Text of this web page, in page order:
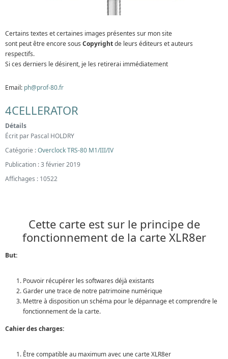
Certains textes et certaines images présentes sur mon site
sont peut être encore sous Copyrightde leurs éditeurs et auteurs
respectifs.
Si ces derniers le désirent, je les retirerai immédiatement
Email: ph@prof-80.fr
4CELLERATOR
Détails
Écrit par Pascal HOLDRY
Catégorie :Overclock TRS-80 M1/III/IV
Publication : 3 février 2019
Affichages : 10522
Cette carte est sur le principe de
fonctionnement de la carte XLR8er
But:
Pouvoir récupérer les softwares déjà existants
Garder une trace de notre patrimoine numérique
Mettre à disposition un schéma pour le dépannage et comprendre le
fonctionnement de la carte.
Cahier des charges:
Être compatible au maximum avec une carte XLR8er